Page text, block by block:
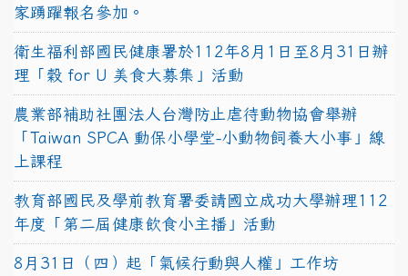
家踴躍報名參加。
衛生福利部國民健康署於112年8月1日至8月31日辦
理「穀 for U 美食大募集」活動
農業部補助社團法人台灣防止虐待動物協會舉辦
「Taiwan SPCA 動保小學堂-小動物飼養大小事」線
上課程
教育部國民及學前教育署委請國立成功大學辦理112
年度「第二屆健康飲食小主播」活動
8月31日（四）起「氣候行動與人權」工作坊